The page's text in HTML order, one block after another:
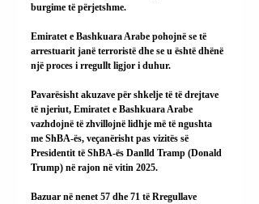
burgime të përjetshme.
Emiratet e Bashkuara Arabe pohojnë se të
arrestuarit janë terroristë dhe se u është dhënë
një proces i rregullt ligjor i duhur.
Pavarësisht akuzave për shkelje të të drejtave
të njeriut, Emiratet e Bashkuara Arabe
vazhdojnë të zhvillojnë lidhje më të ngushta
me ShBA-ës, veçanërisht pas vizitës së
Presidentit të ShBA-ës Danlld Tramp (Donald
Trump) në rajon në vitin 2025.
Bazuar në nenet 57 dhe 71 të Rregullave